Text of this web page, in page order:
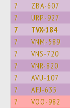
7 ZBA-607
7 URP-927
7 TVX-184
7 VNM-589
7 VNS-720
7 VNR-820
7 AVU-107
7 AFJ-635
7 VOO-982